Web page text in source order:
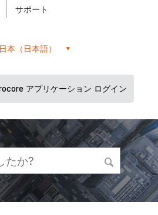
サポート
本（日本語）
アプリケーション ログイン